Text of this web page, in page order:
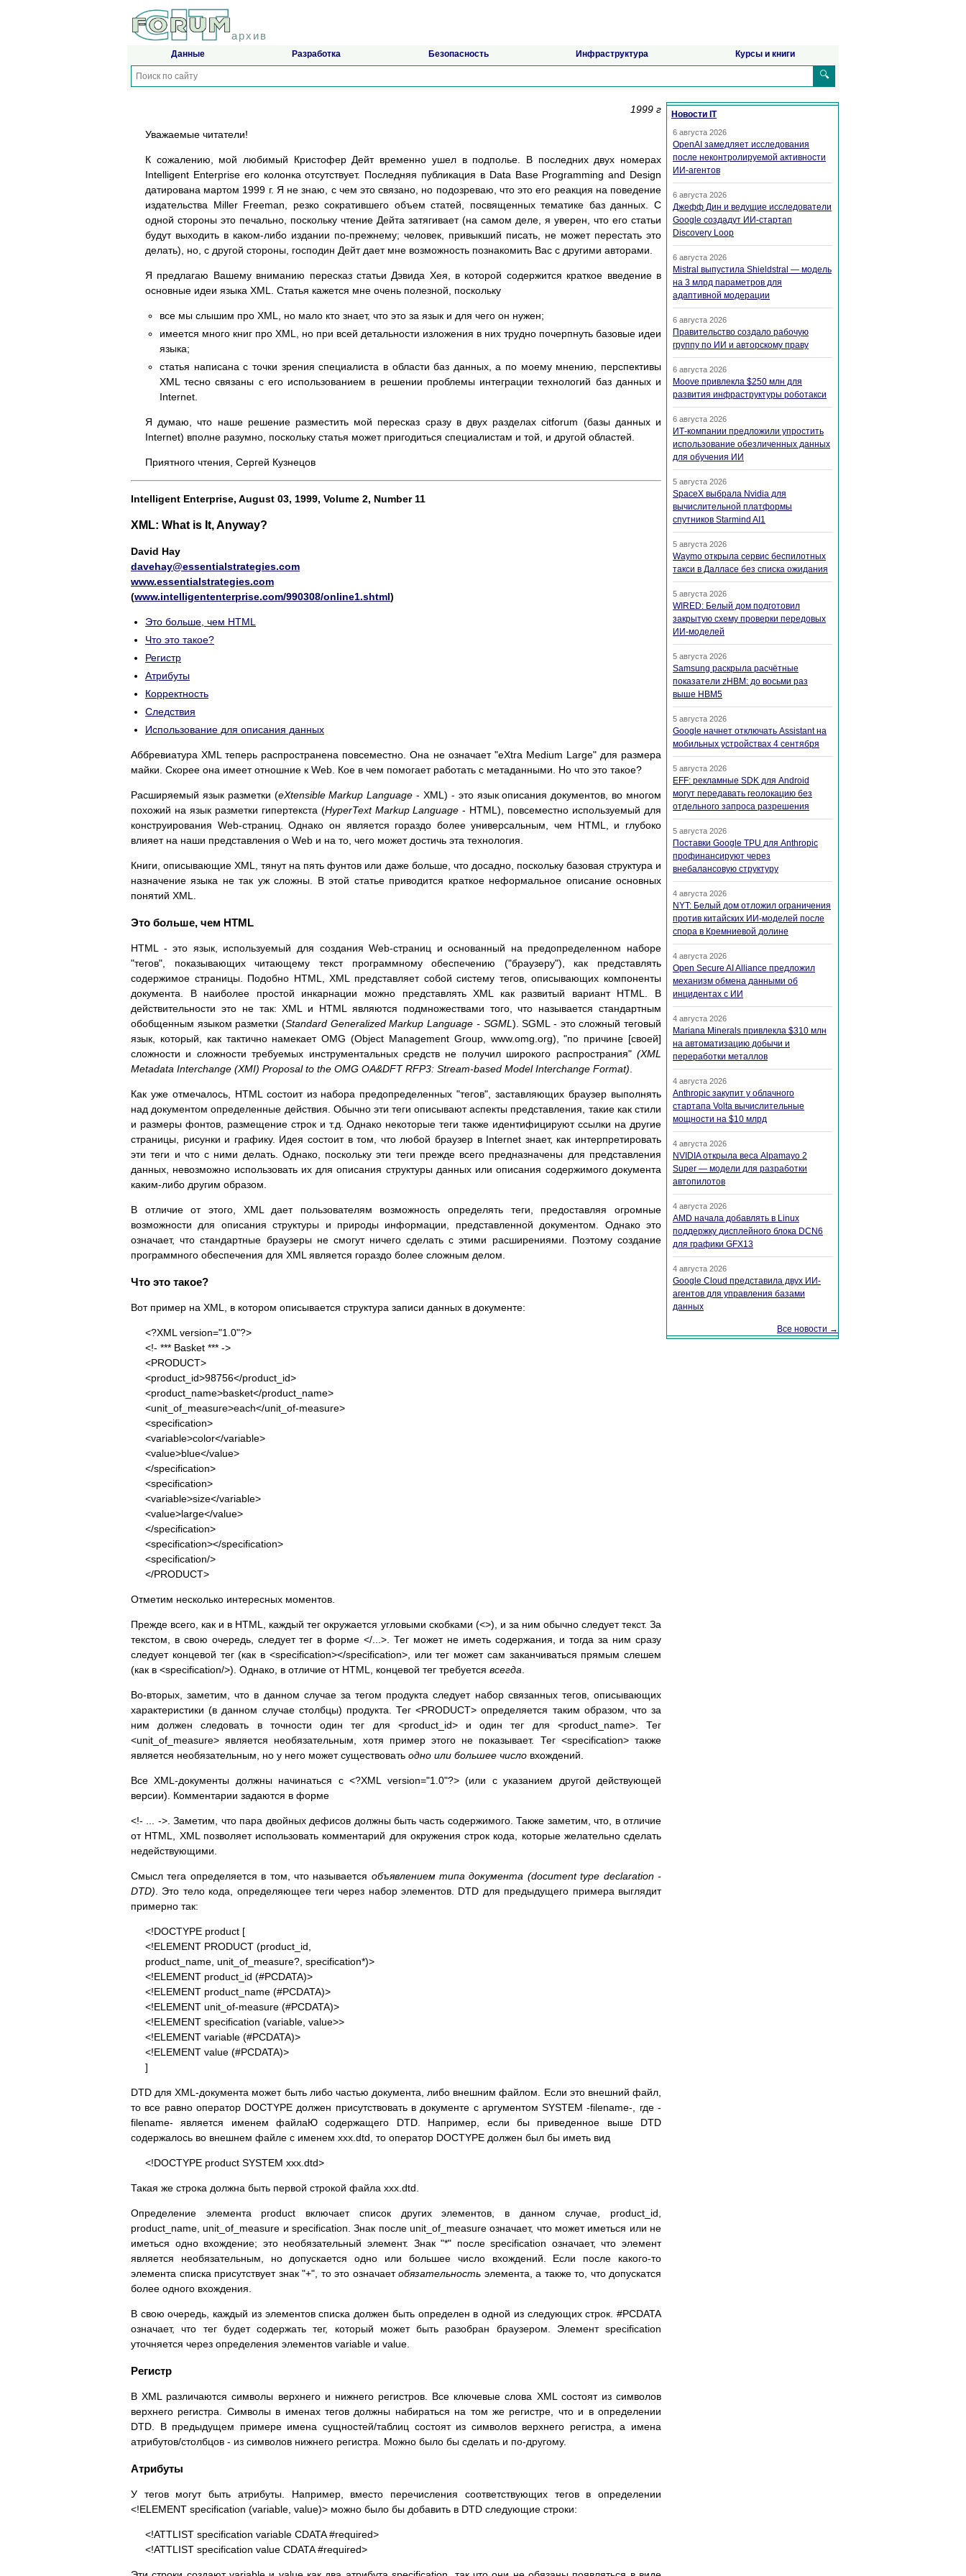
архив
Данные Разработка Безопасность Инфраструктура Курсы и книги
🔍
1999 г
Уважаемые читатели!
К сожалению, мой любимый Кристофер Дейт временно ушел в подполье. В последних двух номерах
Intelligent Enterprise его колонка отсутствует. Последняя публикация в Data Base Programming and Design
датирована мартом 1999 г. Я не знаю, с чем это связано, но подозреваю, что это его реакция на поведение
издательства Miller Freeman, резко сократившего объем статей, посвященных тематике баз данных. С
одной стороны это печально, поскольку чтение Дейта затягивает (на самом деле, я уверен, что его статьи
будут выходить в каком-либо издании по-прежнему; человек, привыкший писать, не может перестать это
делать), но, с другой стороны, господин Дейт дает мне возможность познакомить Вас с другими авторами.
Я предлагаю Вашему вниманию пересказ статьи Дэвида Хея, в которой содержится краткое введение в
основные идеи языка XML. Статья кажется мне очень полезной, поскольку
все мы слышим про XML, но мало кто знает, что это за язык и для чего он нужен;
имеется много книг про XML, но при всей детальности изложения в них трудно почерпнуть базовые идеи
языка;
статья написана с точки зрения специалиста в области баз данных, а по моему мнению, перспективы
XML тесно связаны с его использованием в решении проблемы интеграции технологий баз данных и
Internet.
Я думаю, что наше решение разместить мой пересказ сразу в двух разделах citforum (базы данных и
Internet) вполне разумно, поскольку статья может пригодиться специалистам и той, и другой областей.
Приятного чтения, Сергей Кузнецов
Intelligent Enterprise, August 03, 1999, Volume 2, Number 11
XML: What is It, Anyway?
David Hay
davehay@essentialstrategies.com
www.essentialstrategies.com
(www.intelligententerprise.com/990308/online1.shtml)
Это больше, чем HTML
Что это такое?
Регистр
Атрибуты
Корректность
Следствия
Использование для описания данных
Аббревиатура XML теперь распространена повсеместно. Она не означает "eXtra Medium Large" для размера
майки. Скорее она имеет отношние к Web. Кое в чем помогает работать с метаданными. Но что это такое?
Расширяемый язык разметки (eXtensible Markup Language - XML) - это язык описания документов, во многом
похожий на язык разметки гипертекста (HyperText Markup Language - HTML), повсеместно используемый для
конструирования Web-страниц. Однако он является гораздо более универсальным, чем HTML, и глубоко
влияет на наши представления о Web и на то, чего может достичь эта технология.
Книги, описывающие XML, тянут на пять фунтов или даже больше, что досадно, поскольку базовая структура и
назначение языка не так уж сложны. В этой статье приводится краткое неформальное описание основных
понятий XML.
Это больше, чем HTML
HTML - это язык, используемый для создания Web-страниц и основанный на предопределенном наборе
"тегов", показывающих читающему текст программному обеспечению ("браузеру"), как представлять
содержимое страницы. Подобно HTML, XML представляет собой систему тегов, описывающих компоненты
документа. В наиболее простой инкарнации можно представлять XML как развитый вариант HTML. В
действительности это не так: XML и HTML являются подмножествами того, что называется стандартным
обобщенным языком разметки (Standard Generalized Markup Language - SGML ). SGML - это сложный теговый
язык, который, как тактично намекает OMG (Object Management Group, www.omg.org), "по причине [своей]
сложности и сложности требуемых инструментальных средств не получил широкого распространия" (XML
Metadata Interchange (XMI) Proposal to the OMG OA&DFT RFP3: Stream-based Model Interchange Format)
Как уже отмечалось, HTML состоит из набора предопределенных "тегов", заставляющих браузер выполнять
над документом определенные действия. Обычно эти теги описывают аспекты представления, такие как стили
и размеры фонтов, размещение строк и т.д. Однако некоторые теги также идентифицируют ссылки на другие
страницы, рисунки и графику. Идея состоит в том, что любой браузер в Internet знает, как интерпретировать
эти теги и что с ними делать. Однако, поскольку эти теги прежде всего предназначены для представления
данных, невозможно использовать их для описания структуры данных или описания содержимого документа
каким-либо другим образом.
В отличие от этого, XML дает пользователям возможность определять теги, предоставляя огромные
возможности для описания структуры и природы информации, представленной документом. Однако это
означает, что стандартные браузеры не смогут ничего сделать с этими расширениями. Поэтому создание
программного обеспечения для XML является гораздо более сложным делом.
Что это такое?
Вот пример на XML, в котором описывается структура записи данных в документе:
<?XML version="1.0"?>
<!- *** Basket *** ->
<PRODUCT>
<product_id>98756</product_id>
<product_name>basket</product_name>
<unit_of_measure>each</unit_of-measure>
<specification>
<variable>color</variable>
<value>blue</value>
</specification>
<specification>
<variable>size</variable>
<value>large</value>
</specification>
<specification></specification>
<specification/>
</PRODUCT>
Отметим несколько интересных моментов.
Прежде всего, как и в HTML, каждый тег окружается угловыми скобками (<>), и за ним обычно следует текст. За
текстом, в свою очередь, следует тег в форме </...>. Тег может не иметь содержания, и тогда за ним сразу
следует концевой тег (как в <specification></specification>, или тег может сам заканчиваться прямым слешем
(как в <specification/>). Однако, в отличие от HTML, концевой тег требуется всегда
Во-вторых, заметим, что в данном случае за тегом продукта следует набор связанных тегов, описывающих
характеристики (в данном случае столбцы) продукта. Тег <PRODUCT> определяется таким образом, что за
ним должен следовать в точности один тег для <product_id> и один тег для <product_name>. Тег
<unit_of_measure> является необязательным, хотя пример этого не показывает. Тег <specification> также
является необязательным, но у него может существовать одно или большее число вхождений.
Все XML-документы должны начинаться с <?XML version="1.0"?> (или с указанием другой действующей
версии). Комментарии задаются в форме
<!- ... ->. Заметим, что пара двойных дефисов должны быть часть содержимого. Также заметим, что, в отличие
от HTML, XML позволяет использовать комментарий для окружения строк кода, которые желательно сделать
недействующими.
Смысл тега определяется в том, что называется объявлением типа документа (document type declaration -
DTD) . Это тело кода, определяющее теги через набор элементов. DTD для предыдущего примера выглядит
примерно так:
<!DOCTYPE product [
<!ELEMENT PRODUCT (product_id,
product_name, unit_of_measure?, specification*)>
<!ELEMENT product_id (#PCDATA)>
<!ELEMENT product_name (#PCDATA)>
<!ELEMENT unit_of-measure (#PCDATA)>
<!ELEMENT specification (variable, value>>
<!ELEMENT variable (#PCDATA)>
<!ELEMENT value (#PCDATA)>
]
DTD для XML-документа может быть либо частью документа, либо внешним файлом. Если это внешний файл,
то все равно оператор DOCTYPE должен присутствовать в документе с аргументом SYSTEM -filename-, где -
filename- является именем файлаЮ содержащего DTD. Например, если бы приведенное выше DTD
содержалось во внешнем файле с именем xxx.dtd, то оператор DOCTYPE должен был бы иметь вид
<!DOCTYPE product SYSTEM xxx.dtd>
Такая же строка должна быть первой строкой файла xxx.dtd.
Определение элемента product включает список других элементов, в данном случае, product_id,
product_name, unit_of_measure и specification. Знак после unit_of_measure означает, что может иметься или не
иметься одно вхождение; это необязательный элемент. Знак "*" после specification означает, что элемент
является необязательным, но допускается одно или большее число вхождений. Если после какого-то
элемента списка присутствует знак "+", то это означаетобязательность элемента, а также то, что допускатся
более одного вхождения.
В свою очередь, каждый из элементов списка должен быть определен в одной из следующих строк. #PCDATA
означает, что тег будет содержать тег, который может быть разобран браузером. Элемент specification
уточняется через определения элементов variable и value.
Регистр
В XML различаются символы верхнего и нижнего регистров. Все ключевые слова XML состоят из символов
верхнего регистра. Символы в именах тегов должны набираться на том же регистре, что и в определении
DTD. В предыдущем примере имена сущностей/таблиц состоят из символов верхнего регистра, а имена
атрибутов/столбцов - из символов нижнего регистра. Можно было бы сделать и по-другому.
Атрибуты
У тегов могут быть атрибуты. Например, вместо перечисления соответствующих тегов в определении
<!ELEMENT specification (variable, value)> можно было бы добавить в DTD следующие строки:
<!ATTLIST specification variable CDATA #required>
<!ATTLIST specification value CDATA #required>
Новости IT
6 августа 2026
OpenAI замедляет исследования
после неконтролируемой активности
ИИ-агентов
6 августа 2026
Джефф Дин и ведущие исследователи
Google создадут ИИ-стартап
Discovery Loop
6 августа 2026
Mistral выпустила Shieldstral — модель
на 3 млрд параметров для
адаптивной модерации
6 августа 2026
Правительство создало рабочую
группу по ИИ и авторскому праву
6 августа 2026
Moove привлекла $250 млн для
развития инфраструктуры роботакси
6 августа 2026
ИТ-компании предложили упростить
использование обезличенных данных
для обучения ИИ
5 августа 2026
SpaceX выбрала Nvidia для
вычислительной платформы
спутников Starmind AI1
5 августа 2026
Waymo открыла сервис беспилотных
такси в Далласе без списка ожидания
5 августа 2026
WIRED: Белый дом подготовил
закрытую схему проверки передовых
ИИ-моделей
5 августа 2026
Samsung раскрыла расчётные
показатели zHBM: до восьми раз
выше HBM5
5 августа 2026
Google начнет отключать Assistant на
мобильных устройствах 4 сентября
5 августа 2026
EFF: рекламные SDK для Android
могут передавать геолокацию без
отдельного запроса разрешения
5 августа 2026
Поставки Google TPU для Anthropic
профинансируют через
внебалансовую структуру
4 августа 2026
NYT: Белый дом отложил ограничения
против китайских ИИ-моделей после
спора в Кремниевой долине
4 августа 2026
Open Secure AI Alliance предложил
механизм обмена данными об
инцидентах с ИИ
4 августа 2026
Mariana Minerals привлекла $310 млн
на автоматизацию добычи и
переработки металлов
4 августа 2026
Anthropic закупит у облачного
стартапа Volta вычислительные
мощности на $10 млрд
4 августа 2026
NVIDIA открыла веса Alpamayo 2
Super — модели для разработки
автопилотов
4 августа 2026
AMD начала добавлять в Linux
поддержку дисплейного блока DCN6
для графики GFX13
4 августа 2026
Google Cloud представила двух ИИ-
агентов для управления базами
данных
Все новости →